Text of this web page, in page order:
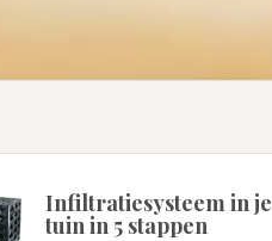
Infiltratiesysteem in je
tuin in 5 stappen